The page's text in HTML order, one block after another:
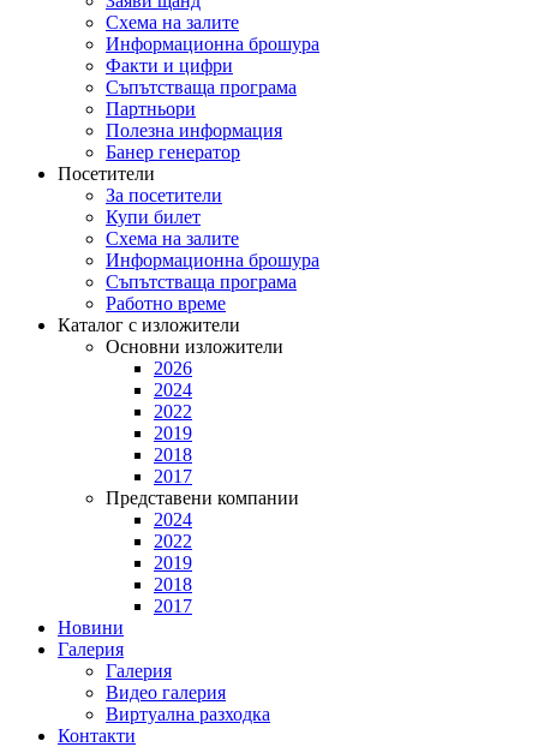
Схема на залите
Информационна брошура
Факти и цифри
Съпътстваща програма
Партньори
Полезна информация
Банер генератор
Посетители
За посетители
Купи билет
Схема на залите
Информационна брошура
Съпътстваща програма
Работно време
Каталог с изложители
Основни изложители
2026
2024
2022
2019
2018
2017
Представени компании
2024
2022
2019
2018
2017
Новини
Галерия
Галерия
Видео галерия
Виртуална разходка
Контакти